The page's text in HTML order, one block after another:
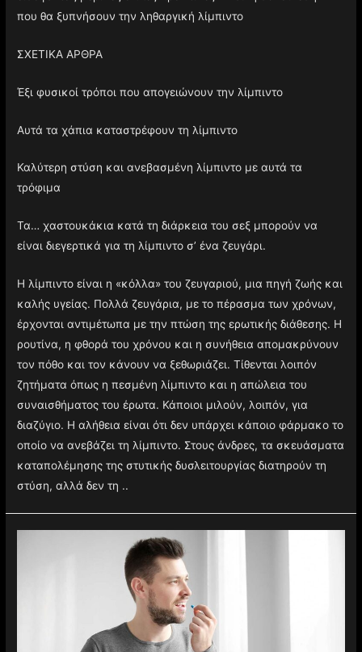
που θα ξυπνήσουν την ληθαργική λίμπιντο
ΣΧΕΤΙΚΑ ΑΡΘΡΑ
Έξι φυσικοί τρόποι που απογειώνουν την λίμπιντο
Αυτά τα χάπια καταστρέφουν τη λίμπιντο
Καλύτερη στύση και ανεβασμένη λίμπιντο με αυτά τα
τρόφιμα
Τα… χαστουκάκια κατά τη διάρκεια του σεξ μπορούν να
είναι διεγερτικά για τη λίμπιντο σ’ ένα ζευγάρι.
Η λίμπιντο είναι η «κόλλα» του ζευγαριού, μια πηγή ζωής και
καλής υγείας. Πολλά ζευγάρια, με το πέρασμα των χρόνων,
έρχονται αντιμέτωπα με την πτώση της ερωτικής διάθεσης. Η
ρουτίνα, η φθορά του χρόνου και η συνήθεια απομακρύνουν
τον πόθο και τον κάνουν να ξεθωριάζει. Τίθενται λοιπόν
ζητήματα όπως η πεσμένη λίμπιντο και η απώλεια του
συναισθήματος του έρωτα. Κάποιοι μιλούν, λοιπόν, για
διαζύγιο. Η αλήθεια είναι ότι δεν υπάρχει κάποιο φάρμακο το
οποίο να ανεβάζει τη λίμπιντο. Στους άνδρες, τα σκευάσματα
καταπολέμησης της στυτικής δυσλειτουργίας διατηρούν τη
στύση, αλλά δεν τη ..